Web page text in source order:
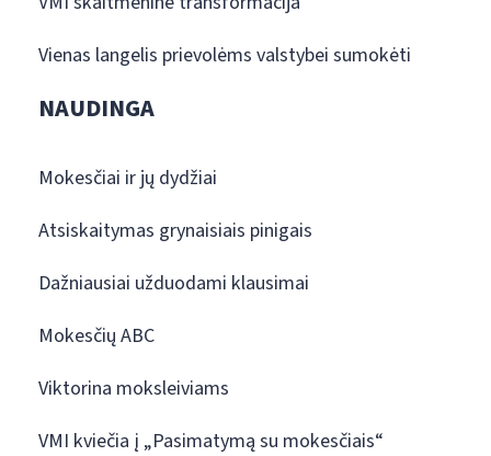
Vienas langelis prievolėms valstybei sumokėti
NAUDINGA
Mokesčiai ir jų dydžiai
Atsiskaitymas grynaisiais pinigais
Dažniausiai užduodami klausimai
Mokesčių ABC
Viktorina moksleiviams
VMI kviečia į „Pasimatymą su mokesčiais“